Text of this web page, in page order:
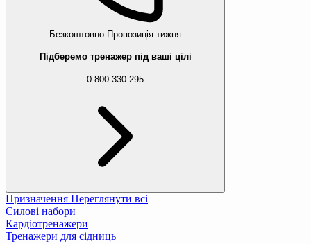
Безкоштовно Пропозиція тижня
Підберемо тренажер під ваші цілі
0 800 330 295
Призначення Переглянути всі
Силові набори
Кардіотренажери
Тренажери для сідниць